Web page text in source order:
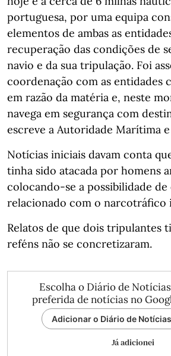
portuguesa, por uma equipa
elementos de ambas as
recuperação das condições de
navio e da sua tripulação. Foi
coordenação com as entidades
em razão da matéria e, neste
navega em segurança com
escreve a Autoridade Marítima
Notícias iniciais davam conta
tinha sido atacada por homens
colocando-se a possibilidade
relacionado com o narcotráfico
Relatos de que dois tripulantes
reféns não se concretizaram.
Escolha o Diário de
preferida de notícias no
Adicionar o Diário de
Já adicionei